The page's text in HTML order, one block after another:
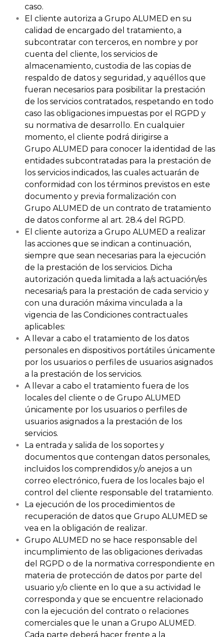
caso.
El cliente autoriza a Grupo ALUMED en su
calidad de encargado del tratamiento, a
subcontratar con terceros, en nombre y por
cuenta del cliente, los servicios de
almacenamiento, custodia de las copias de
respaldo de datos y seguridad, y aquéllos que
fueran necesarios para posibilitar la prestación
de los servicios contratados, respetando en todo
caso las obligaciones impuestas por el RGPD y
su normativa de desarrollo. En cualquier
momento, el cliente podrá dirigirse a
Grupo ALUMED para conocer la identidad de las
entidades subcontratadas para la prestación de
los servicios indicados, las cuales actuarán de
conformidad con los términos previstos en este
documento y previa formalización con
Grupo ALUMED de un contrato de tratamiento
de datos conforme al art. 28.4 del RGPD.
El cliente autoriza a Grupo ALUMED a realizar
las acciones que se indican a continuación,
siempre que sean necesarias para la ejecución
de la prestación de los servicios. Dicha
autorización queda limitada a la/s actuación/es
necesaria/s para la prestación de cada servicio y
con una duración máxima vinculada a la
vigencia de las Condiciones contractuales
aplicables:
A llevar a cabo el tratamiento de los datos
personales en dispositivos portátiles únicamente
por los usuarios o perfiles de usuarios asignados
a la prestación de los servicios.
A llevar a cabo el tratamiento fuera de los
locales del cliente o de Grupo ALUMED
únicamente por los usuarios o perfiles de
usuarios asignados a la prestación de los
servicios.
La entrada y salida de los soportes y
documentos que contengan datos personales,
incluidos los comprendidos y/o anejos a un
correo electrónico, fuera de los locales bajo el
control del cliente responsable del tratamiento.
La ejecución de los procedimientos de
recuperación de datos que Grupo ALUMED se
vea en la obligación de realizar.
Grupo ALUMED no se hace responsable del
incumplimiento de las obligaciones derivadas
del RGPD o de la normativa correspondiente en
materia de protección de datos por parte del
usuario y/o cliente en lo que a su actividad le
corresponda y que se encuentre relacionado
con la ejecución del contrato o relaciones
comerciales que le unan a Grupo ALUMED.
Cada parte deberá hacer frente a la